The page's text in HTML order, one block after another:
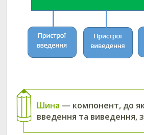
Шина — компонент, до
введення та виведення,